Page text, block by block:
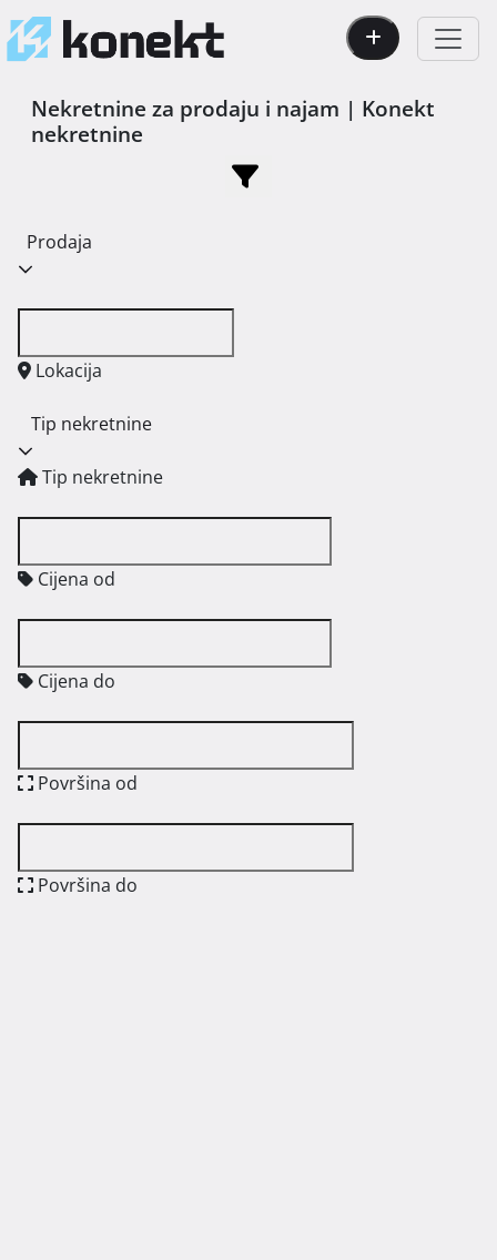
Nekretnine za prodaju i najam | Konekt
nekretnine
Prodaja
Lokacija
Tip nekretnine
Tip nekretnine
Cijena od
Cijena do
Površina od
Površina do